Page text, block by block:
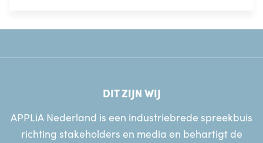
DIT ZIJN WIJ
APPLiA Nederland is een industriebrede spreekbuis
richting stakeholders en media en behartigt de